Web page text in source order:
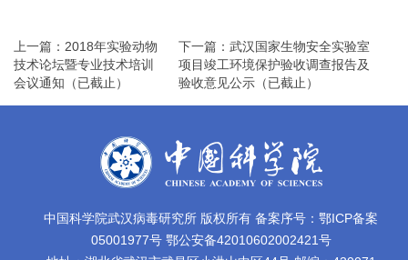
上一篇：2018年实验动物
技术论坛暨专业技术培训
会议通知（已截止）
下一篇：武汉国家生物安全实验室
项目竣工环境保护验收调查报告及
验收意见公示（已截止）
中国科学院武汉病毒研究所 版权所有 备案序号：鄂ICP备案
05001977号 鄂公安备42010602002421号